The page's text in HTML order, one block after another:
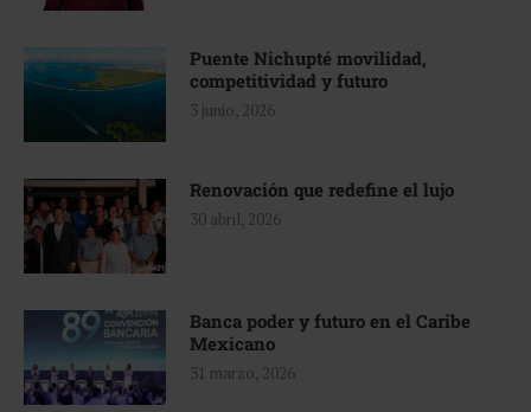
Puente Nichupté movilidad,
competitividad y futuro
3 junio, 2026
Renovación que redefine el lujo
30 abril, 2026
Banca poder y futuro en el Caribe
Mexicano
31 marzo, 2026